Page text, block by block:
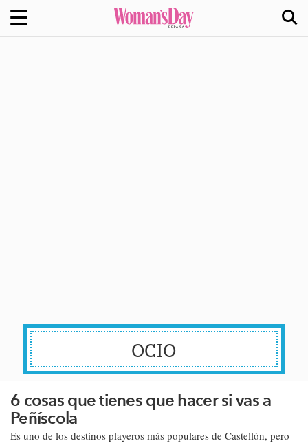
OCIO
6 cosas que tienes que hacer si vas a
Peñíscola
​​Es uno de los destinos playeros más populares de Castellón, pero